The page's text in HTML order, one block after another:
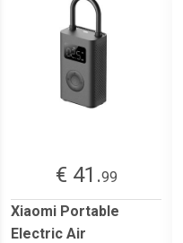
€ 41.99
Xiaomi Portable
Electric Air